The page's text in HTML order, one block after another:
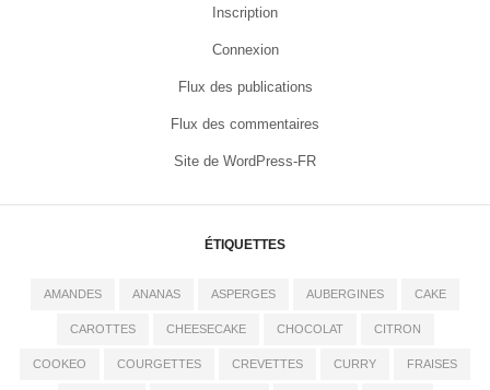
Inscription
Connexion
Flux des publications
Flux des commentaires
Site de WordPress-FR
ÉTIQUETTES
AMANDES ANANAS ASPERGES AUBERGINES CAKE
CAROTTES CHEESECAKE CHOCOLAT CITRON
COOKEO COURGETTES CREVETTES CURRY FRAISES